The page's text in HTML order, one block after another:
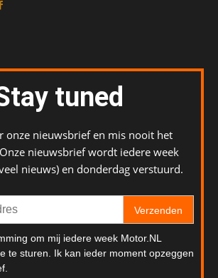
tuned
onze nieuwsbrief en mis nooit het
nieuwsbrief wordt iedere week
nieuws) en donderdag verstuurd.
Verzenden
om mij iedere week Motor.NL
te sturen. Ik kan ieder moment opzeggen